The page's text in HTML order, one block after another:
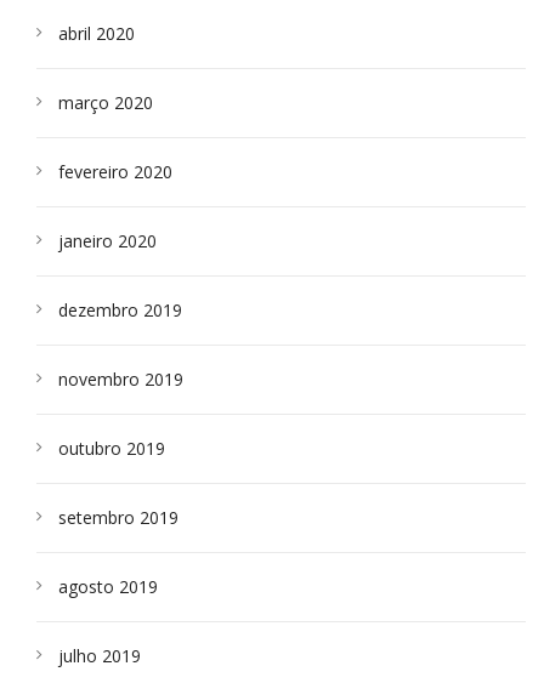
abril 2020
março 2020
fevereiro 2020
janeiro 2020
dezembro 2019
novembro 2019
outubro 2019
setembro 2019
agosto 2019
julho 2019